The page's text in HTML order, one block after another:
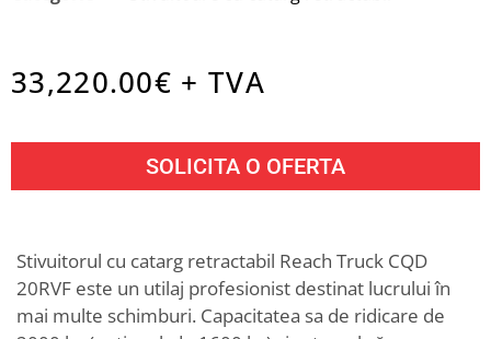
33,220.00€ + TVA
SOLICITA O OFERTA
Stivuitorul cu catarg retractabil Reach Truck CQD
20RVF este un utilaj profesionist destinat lucrului în
mai multe schimburi. Capacitatea sa de ridicare de